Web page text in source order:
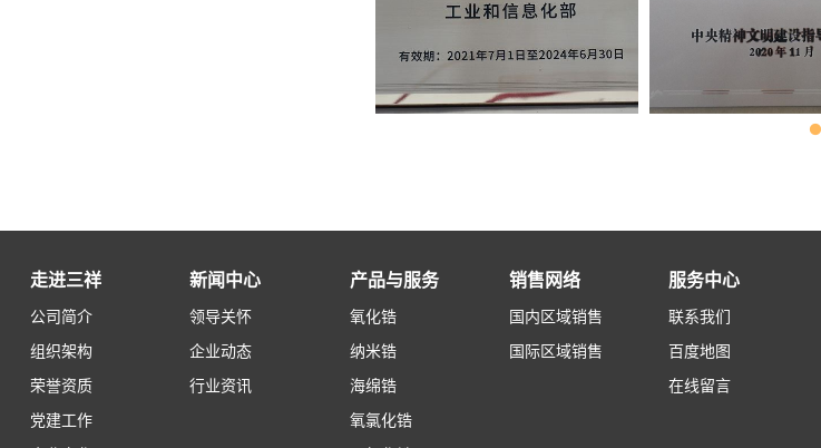
走进三祥
公司简介
组织架构
荣誉资质
党建工作
新闻中心
领导关怀
企业动态
行业资讯
产品与服务
氧化锆
纳米锆
海绵锆
氧氯化锆
销售网络
国内区域销售
国际区域销售
服务中心
联系我们
百度地图
在线留言